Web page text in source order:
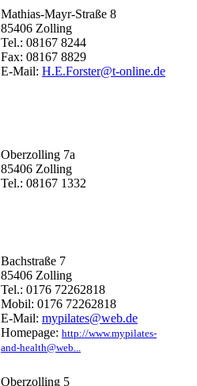
Mathias-Mayr-Straße 8
85406 Zolling
Tel.: 08167 8244
Fax: 08167 8829
E-Mail: H.E.Forster@t-online.de
Oberzolling 7a
85406 Zolling
Tel.: 08167 1332
Bachstraße 7
85406 Zolling
Tel.: 0176 72262818
Mobil: 0176 72262818
E-Mail: mypilates@web.de
Homepage: http://www.mypilates-
and-health@web...
Oberzolling 5